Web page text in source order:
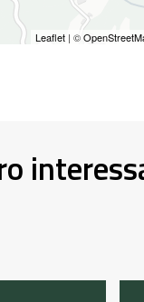
Leaflet | ©